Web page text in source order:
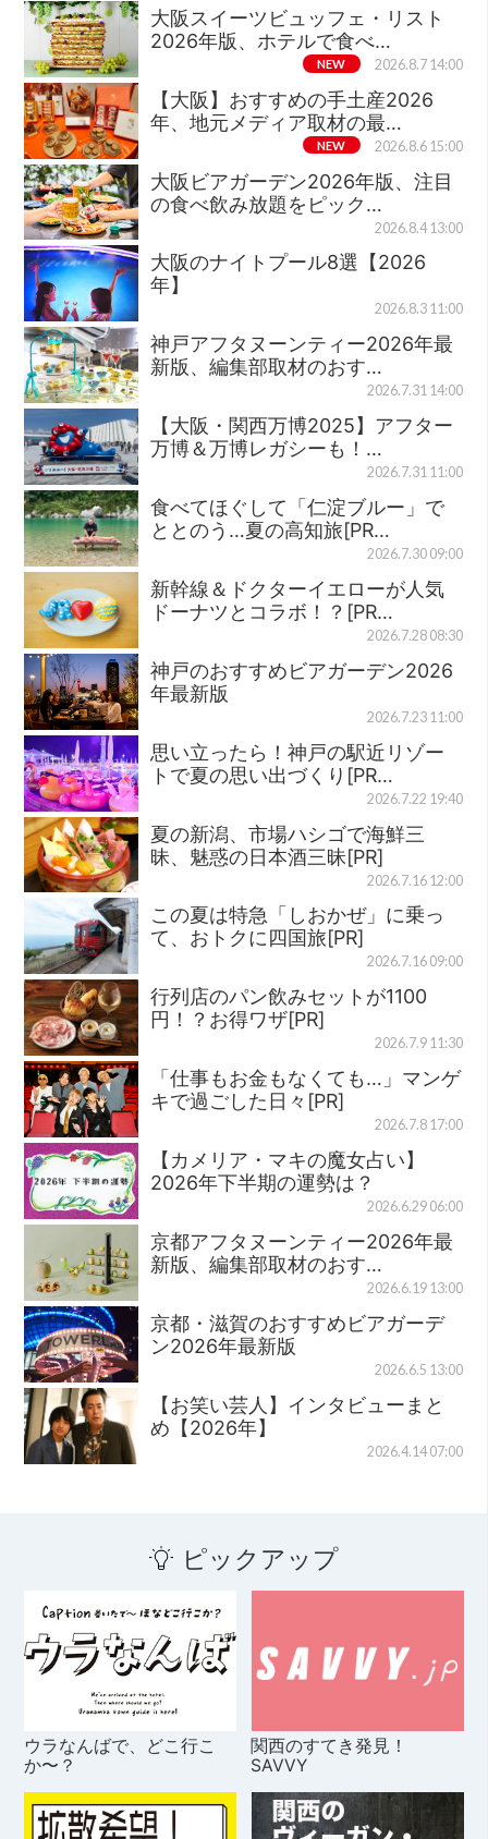
大阪スイーツビュッフェ・リスト
2026年版、ホテルで食べ…
NEW 2026.8.7 14:00
【大阪】おすすめの手土産2026
年、地元メディア取材の最…
NEW 2026.8.6 15:00
大阪ビアガーデン2026年版、注目
の食べ飲み放題をピック…
2026.8.4 13:00
大阪のナイトプール8選【2026
年】
2026.8.3 11:00
神戸アフタヌーンティー2026年最
新版、編集部取材のおす…
2026.7.31 14:00
【大阪・関西万博2025】アフター
万博＆万博レガシーも！…
2026.7.31 11:00
食べてほぐして「仁淀ブルー」で
ととのう…夏の高知旅[PR…
2026.7.30 09:00
新幹線＆ドクターイエローが人気
ドーナツとコラボ！？[PR…
2026.7.28 08:30
神戸のおすすめビアガーデン2026
年最新版
2026.7.23 11:00
思い立ったら！神戸の駅近リゾー
トで夏の思い出づくり[PR…
2026.7.22 19:40
夏の新潟、市場ハシゴで海鮮三
昧、魅惑の日本酒三昧[PR]
2026.7.16 12:00
この夏は特急「しおかぜ」に乗っ
て、おトクに四国旅[PR]
2026.7.16 09:00
行列店のパン飲みセットが1100
円！？お得ワザ[PR]
2026.7.9 11:30
「仕事もお金もなくても…」マンゲ
キで過ごした日々[PR]
2026.7.8 17:00
【カメリア・マキの魔女占い】
2026年下半期の運勢は？
2026.6.29 06:00
京都アフタヌーンティー2026年最
新版、編集部取材のおす…
2026.6.19 13:00
京都・滋賀のおすすめビアガーデ
ン2026年最新版
2026.6.5 13:00
【お笑い芸人】インタビューまと
め【2026年】
2026.4.14 07:00
ピックアップ
ウラなんばで、どこ行こ
か〜？
関西のすてき発見！
SAVVY